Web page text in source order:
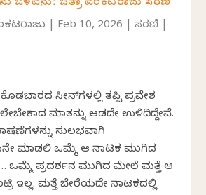
ಬೆಳೆವೆನು: ಚಿತ್ರಾ ವೆಂಕಟರಾಜು ಸರಣಿ
Feb 10, 2026 |ಸರಣಿ
ಸೀನ್‌ಗಳಲ್ಲಿ ತಪ್ಪಿ ಪ್ರವೇಶ
ಮಾತನ್ನು ಆಡದೇ ಉಳಿದಿದ್ದೇವೆ.
ಸುಲಭವಾಗಿ
ಏನೇ ಮಾಡಲಿ ಒಮ್ಮೆ ಆ ನಾಟಕ ಮುಗಿದ
ಪ್ರದರ್ಶನ ಮುಗಿದ ಮೇಲೆ ಮತ್ತೆ ಆ
ಇಲ್ಲ. ಮತ್ತೆ ಬೇರೆಯದೇ ನಾಟಕದಲ್ಲಿ